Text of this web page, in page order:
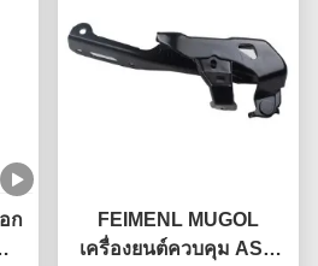
ก
FEIMENL MUGOL
เครื่องยนต์ควบคุม ASM